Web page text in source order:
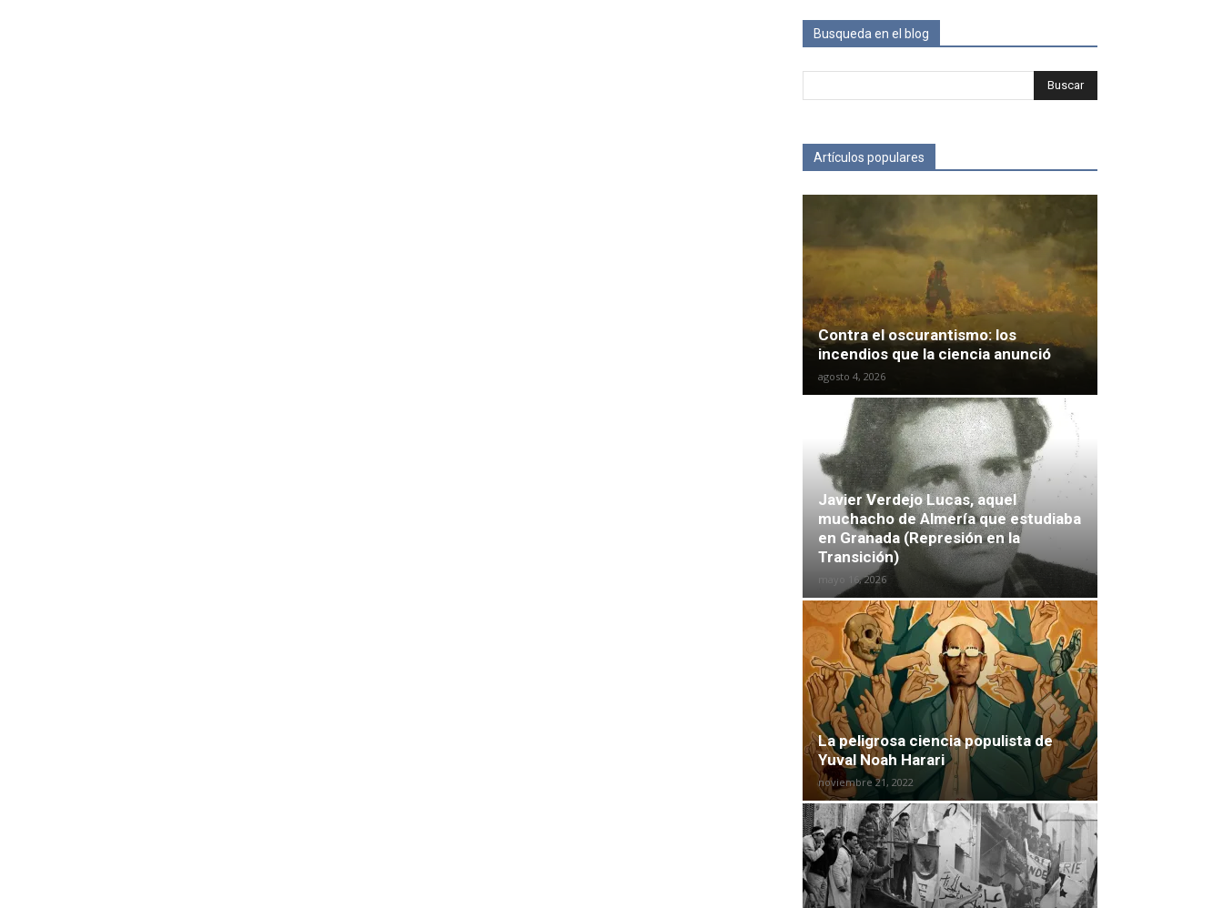
Busqueda en el blog
Artículos populares
Contra el oscurantismo: los
incendios que la ciencia anunció
agosto 4, 2026
Javier Verdejo Lucas, aquel
muchacho de Almería que estudiaba
en Granada (Represión en la
Transición)
mayo 16, 2026
La peligrosa ciencia populista de
Yuval Noah Harari
noviembre 21, 2022